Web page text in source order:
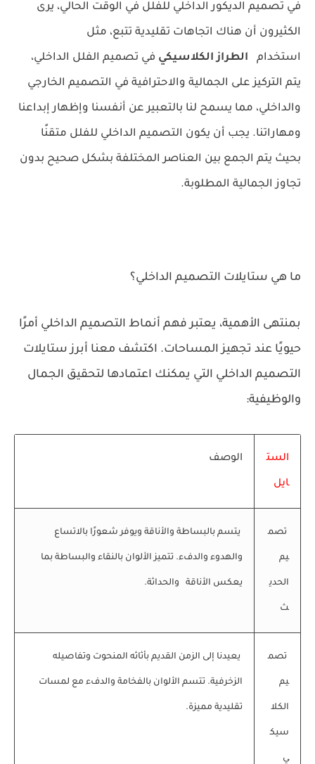
في تصميم الديكور الداخلي للفلل في الوقت الحالي، يرى
الكثيرون أن هناك اتجاهات تقليدية تتبع، مثل
استخدام الطراز الكلاسيكي في تصميم الفلل الداخلي،
يتم التركيز على الجمالية والاحترافية في التصميم الخارجي
والداخلي، مما يسمح لنا بالتعبير عن أنفسنا وإظهار إبداعنا
ومهاراتنا. يجب أن يكون التصميم الداخلي للفلل متقنًا
بحيث يتم الجمع بين العناصر المختلفة بشكل صحيح بدون
تجاوز الجمالية المطلوبة.
ما هي ستايلات التصميم الداخلي؟
بمنتهى الأهمية، يعتبر فهم أنماط التصميم الداخلي أمرًا
حيويًا عند تجهيز المساحات. اكتشف معنا أبرز ستايلات
التصميم الداخلي التي يمكنك اعتمادها لتحقيق الجمال
والوظيفية:
الست
ايل
الوصف
تصم
يم
الحدي
ث
يتسم بالبساطة والأناقة ويوفر شعورًا بالاتساع
والهدوء والدفء. تتميز الألوان بالنقاء والبساطة بما
يعكس الأناقة والحداثة.
تصم
يم
الكلا
سيك
ي
يعيدنا إلى الزمن القديم بأثاثه المنحوت وتفاصيله
الزخرفية. تتسم الألوان بالفخامة والدفء مع لمسات
تقليدية مميزة.